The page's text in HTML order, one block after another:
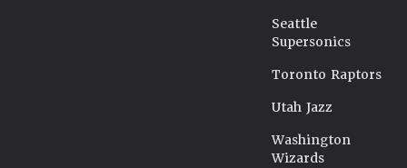
Seattle
Supersonics
Toronto Raptors
Utah Jazz
Washington
Wizards